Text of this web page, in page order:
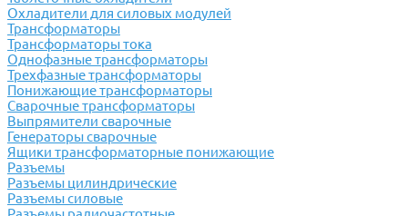
Охладители для силовых модулей
Трансформаторы
Трансформаторы тока
Однофазные трансформаторы
Трехфазные трансформаторы
Понижающие трансформаторы
Сварочные трансформаторы
Выпрямители сварочные
Генераторы сварочные
Ящики трансформаторные понижающие
Разъемы
Разъемы цилиндрические
Разъемы силовые